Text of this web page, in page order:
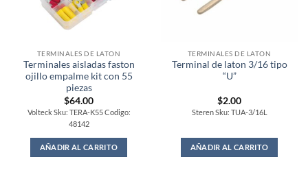
TERMINALES DE LATON
Terminales aisladas faston
ojillo empalme kit con 55
piezas
$64.00
Volteck Sku: TERA-K55 Codigo:
48142
AÑADIR AL CARRITO
TERMINALES DE LATON
Terminal de laton 3/16 tipo
“U”
$2.00
Steren Sku: TUA-3/16L
AÑADIR AL CARRITO